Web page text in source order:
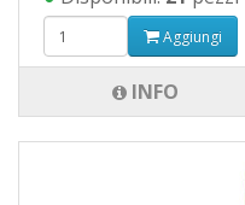
Aggiungi
INFO